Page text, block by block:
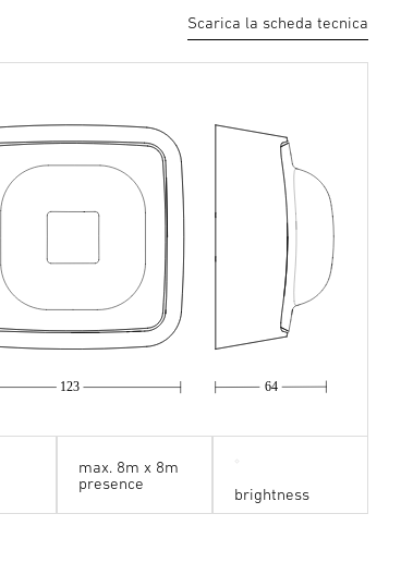
Scarica la scheda tecnica
64
123
max. 8m x 8m
presence
brightness